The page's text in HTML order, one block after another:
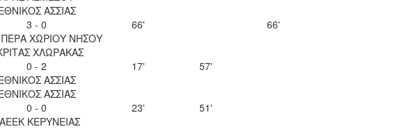
ΑΣΣΙΑΣ
3 - 0
ΧΩΡΙΟΥ ΝΗΣΟΥ
66'
66'
ΧΛΩΡΑΚΑΣ
0 - 2
ΑΣΣΙΑΣ
17'
57'
ΑΣΣΙΑΣ
0 - 0
ΚΕΡΥΝΕΙΑΣ
23' 51'